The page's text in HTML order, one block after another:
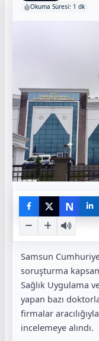
Okuma Süresi: 1 dk
N
Samsun
soruşturma
Sağlık Uygulama
yapan bazı
firmalar
incelemeye alındı.